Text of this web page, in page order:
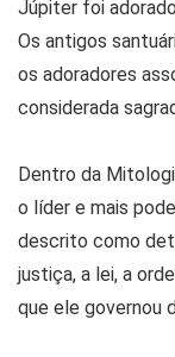
Júpiter foi
Os antigos
os adoradores
considerada
Dentro da
o líder e mais
descrito como
justiça, a lei, a
que ele governou